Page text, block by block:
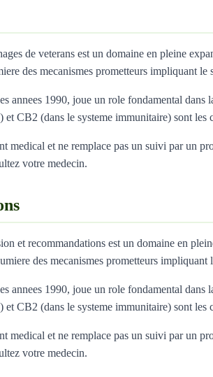
de veterans est un domaine en pleine
des mecanismes prometteurs impliquant le
annees 1990, joue un role fondamental
CB2 (dans le systeme immunitaire) sont
medical et ne remplace pas un suivi par un
votre medecin.
et recommandations est un domaine en
des mecanismes prometteurs impliquant
annees 1990, joue un role fondamental
CB2 (dans le systeme immunitaire) sont
medical et ne remplace pas un suivi par un
votre medecin.